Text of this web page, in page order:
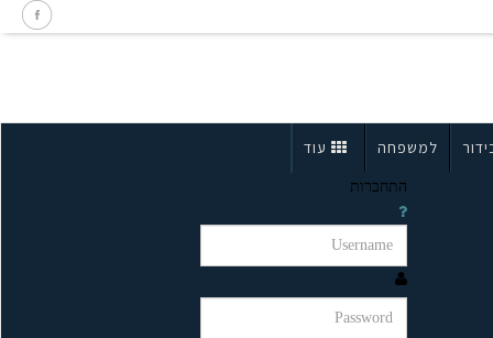
למשפחה עוד
התחברות